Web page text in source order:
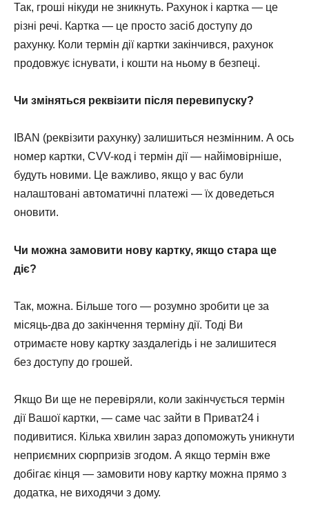
Так, гроші нікуди не зникнуть. Рахунок і картка — це
різні речі. Картка — це просто засіб доступу до
рахунку. Коли термін дії картки закінчився, рахунок
продовжує існувати, і кошти на ньому в безпеці.
Чи зміняться реквізити після перевипуску?
IBAN (реквізити рахунку) залишиться незмінним. А ось
номер картки, CVV-код і термін дії — найімовірніше,
будуть новими. Це важливо, якщо у вас були
налаштовані автоматичні платежі — їх доведеться
оновити.
Чи можна замовити нову картку, якщо стара ще
діє?
Так, можна. Більше того — розумно зробити це за
місяць-два до закінчення терміну дії. Тоді Ви
отримаєте нову картку заздалегідь і не залишитеся
без доступу до грошей.
Якщо Ви ще не перевіряли, коли закінчується термін
дії Вашої картки, — саме час зайти в Приват24 і
подивитися. Кілька хвилин зараз допоможуть уникнути
неприємних сюрпризів згодом. А якщо термін вже
добігає кінця — замовити нову картку можна прямо з
додатка, не виходячи з дому.